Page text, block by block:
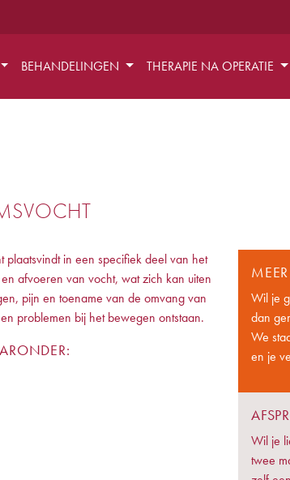
BEHANDELINGEN THERAPIE NA OPERATIE
in een specifiek deel van het
afvoeren van vocht, wat zich kan uiten
pijn en toename van de omvang van
problemen bij het bewegen ontstaan.
Wil je
dan
We
en je
Wil je
twee